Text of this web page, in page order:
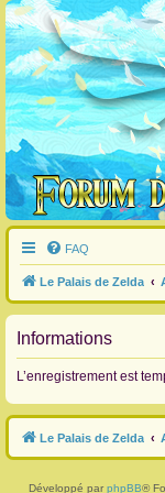
FAQ
Le Palais de Zelda
Informations
L’enregistrement est
Le Palais de Zelda
Développé par phpBB®